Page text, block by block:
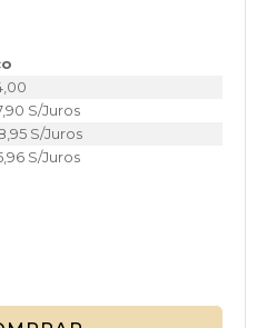
S/Juros
S/Juros
S/Juros